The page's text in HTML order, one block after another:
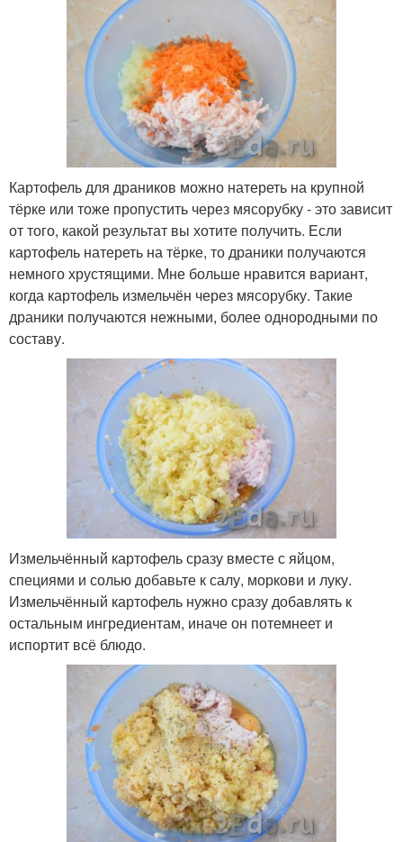
Картофель для драников можно натереть на крупной
тёрке или тоже пропустить через мясорубку - это зависит
от того, какой результат вы хотите получить. Если
картофель натереть на тёрке, то драники получаются
немного хрустящими. Мне больше нравится вариант,
когда картофель измельчён через мясорубку. Такие
драники получаются нежными, более однородными по
составу.
Измельчённый картофель сразу вместе с яйцом,
специями и солью добавьте к салу, моркови и луку.
Измельчённый картофель нужно сразу добавлять к
остальным ингредиентам, иначе он потемнеет и
испортит всё блюдо.